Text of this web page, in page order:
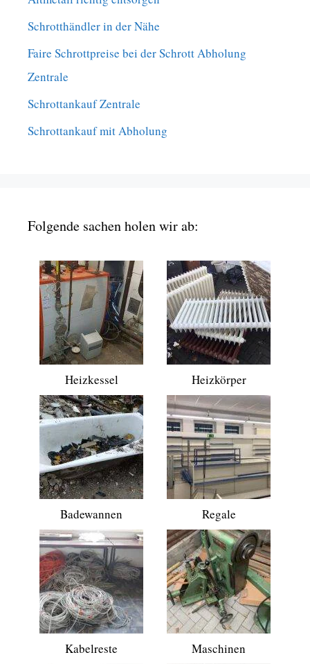
Schrotthändler in der Nähe
Faire Schrottpreise bei der Schrott Abholung
Zentrale
Schrottankauf Zentrale
Schrottankauf mit Abholung
Folgende sachen holen wir ab:
Heizkessel Heizkörper
Badewannen Regale
Kabelreste Maschinen